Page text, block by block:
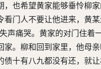
也希望黄家能够垂怜柳
门人不要让他进来，黄
声痛哭。黄家的对门住
。柳和回到家里，他母
十有八九都没有还，就